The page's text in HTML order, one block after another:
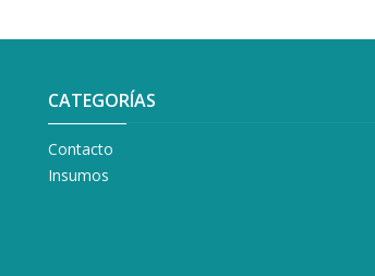
CATEGORÍAS
Contacto
Insumos